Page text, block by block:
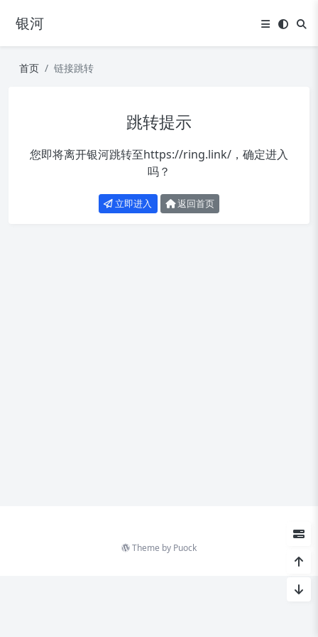
银河
首页 链接跳转
跳转提示
您即将离开银河跳转至https://ring.link/ ，确定进入
吗？
立即进入 返回首页
Theme by Puock